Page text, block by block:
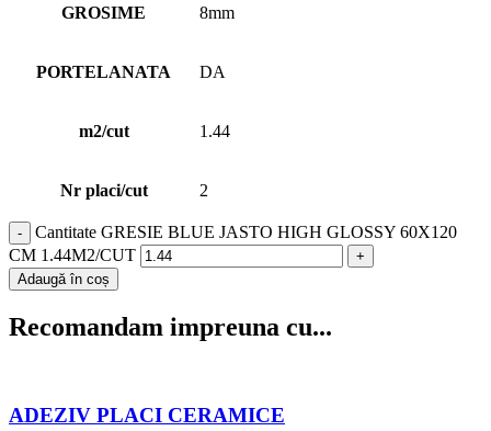
GROSIME 8mm
PORTELANATA DA
m2/cut 1.44
Nr placi/cut 2
Cantitate GRESIE BLUE JASTO HIGH GLOSSY 60X120
CM 1.44M2/CUT
Adaugă în coș
Recomandam impreuna cu...
ADEZIV PLACI CERAMICE